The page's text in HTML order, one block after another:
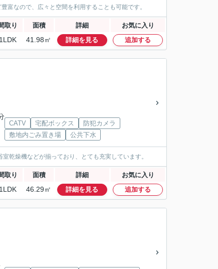
富なので、広々と空間を利用することも可能です。
取り 面積 詳細 お気に入り
1LDK 41.98㎡ 詳細を見る 追加する
CATV 宅配ボックス
防犯カメラ
敷地内ごみ置き場
公共下水
乾燥機などが揃っており、とても充実しています。
取り 面積 詳細 お気に入り
1LDK 46.29㎡ 詳細を見る 追加する